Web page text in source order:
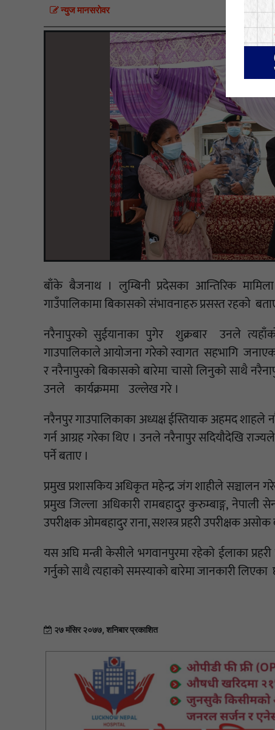
न्युज मानसराेवर
बाँके बैजनाथ । लुम्बिनी प्रदेसका आन्तिरिक
गाउँपालिकामा बिकासको संभावनाहरु प्रसस्त रहकाे
नरैनापुरको सुईयानाका पुगेर शुक्रबार उनले
गाउपालिकाले आयोजना गरेको स्वागत सहभागि
र नरैनापुरको बिकासको बारेमा चासो लिनुको साथै
उनले कार्यक्रममा उल्लेख गरे ।
नरैनपुर गाउपालिकाका अध्यक्ष ईस्तियाक अहमद
गर्न आग्रह गरेका थिए । उनले नरैनापुर सदियौदेखि
पर्ने बताए ।
प्रमुख प्रशासकिय अधिकृत महेन्द्र जंग शाहीले सञ्चालन
प्रमुख जिल्ला अधिकारी रामबहादुर कुरुम्बाङ्ग, नेपाली
उपरीक्षक ओमबहादुर राना, सशस्त्र प्रहरी उपरीक्षक
यस अघि मन्त्री केसीले भगवानपुरमा रहेको ईलाका प्रहरी
गर्नुको साथै त्यहाको समस्याको बारेमा जानकारी
२७ मंसिर २०७७, शनिबार प्रकाशित